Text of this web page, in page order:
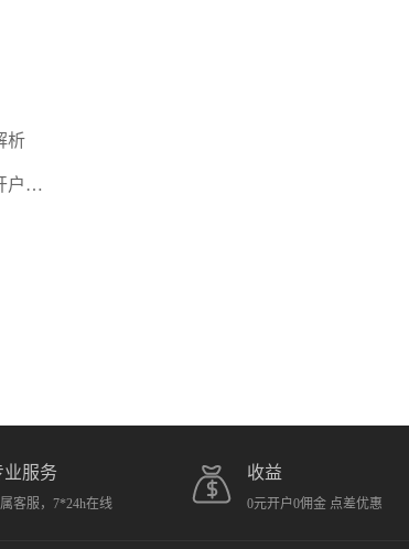
析
户热
业服务
客服，7*24h在线
收益
0元开户0佣金 点差优惠